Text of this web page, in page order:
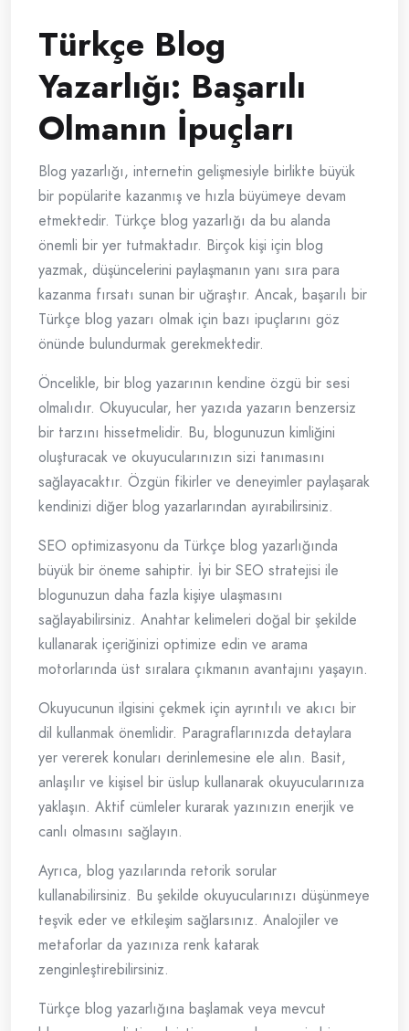
Türkçe Blog
Yazarlığı: Başarılı
Olmanın İpuçları
Blog yazarlığı, internetin gelişmesiyle birlikte büyük
bir popülarite kazanmış ve hızla büyümeye devam
etmektedir. Türkçe blog yazarlığı da bu alanda
önemli bir yer tutmaktadır. Birçok kişi için blog
yazmak, düşüncelerini paylaşmanın yanı sıra para
kazanma fırsatı sunan bir uğraştır. Ancak, başarılı bir
Türkçe blog yazarı olmak için bazı ipuçlarını göz
önünde bulundurmak gerekmektedir.
Öncelikle, bir blog yazarının kendine özgü bir sesi
olmalıdır. Okuyucular, her yazıda yazarın benzersiz
bir tarzını hissetmelidir. Bu, blogunuzun kimliğini
oluşturacak ve okuyucularınızın sizi tanımasını
sağlayacaktır. Özgün fikirler ve deneyimler paylaşarak
kendinizi diğer blog yazarlarından ayırabilirsiniz.
SEO optimizasyonu da Türkçe blog yazarlığında
büyük bir öneme sahiptir. İyi bir SEO stratejisi ile
blogunuzun daha fazla kişiye ulaşmasını
sağlayabilirsiniz. Anahtar kelimeleri doğal bir şekilde
kullanarak içeriğinizi optimize edin ve arama
motorlarında üst sıralara çıkmanın avantajını yaşayın.
Okuyucunun ilgisini çekmek için ayrıntılı ve akıcı bir
dil kullanmak önemlidir. Paragraflarınızda detaylara
yer vererek konuları derinlemesine ele alın. Basit,
anlaşılır ve kişisel bir üslup kullanarak okuyucularınıza
yaklaşın. Aktif cümleler kurarak yazınızın enerjik ve
canlı olmasını sağlayın.
Ayrıca, blog yazılarında retorik sorular
kullanabilirsiniz. Bu şekilde okuyucularınızı düşünmeye
teşvik eder ve etkileşim sağlarsınız. Analojiler ve
metaforlar da yazınıza renk katarak
zenginleştirebilirsiniz.
Türkçe blog yazarlığına başlamak veya mevcut